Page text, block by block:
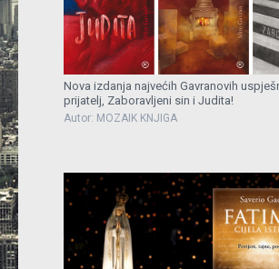
Nova izdanja najvećih Gavranovih
prijatelj, Zaboravljeni sin i Judita!
Autor: MOZAIK KNJIGA